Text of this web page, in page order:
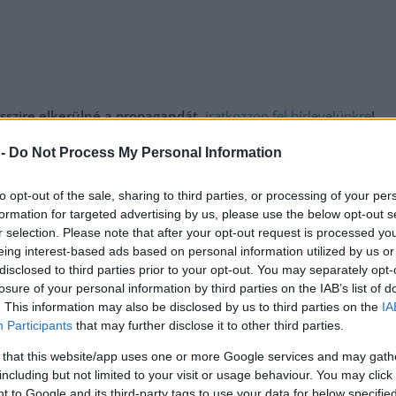
Do Not Process My Personal Information
opt-out of the sale, sharing to third parties, or processing of your
for targeted advertising by us, please use the below opt-out
selection. Please note that after your opt-out request is processed
interest-based ads based on personal information utilized by us
to third parties prior to your opt-out. You may separately
of your personal information by third parties on the IAB’s list of
This information may also be disclosed by us to third parties on the
Participants that may further disclose it to other third parties.
that this website/app uses one or more Google services and may
but not limited to your visit or usage behaviour. You may
to Google and its third-party tags to use your data for below
elkerülné a propagandát,iratkozzon fel hírlevelünkre!
Alig szabadult, de máris kirabolt egy kiskorút
Újszászon